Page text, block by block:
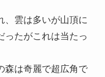
、雲は多いが山頂に
ったがこれは当たっ
森は奇麗で超広角で